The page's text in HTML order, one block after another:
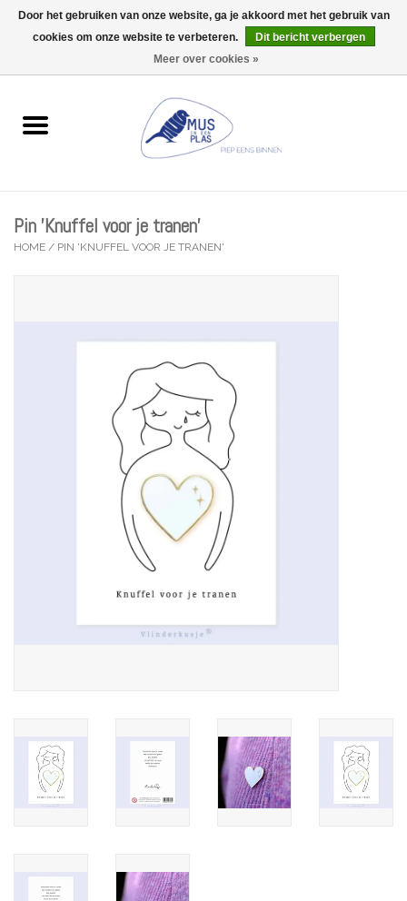
0 Artikelen - €0,00
Wenskaarten
Lifestyle
Pin 'Knuffel voor je tranen'
HOME / PIN 'KNUFFEL VOOR JE TRANEN'
Door het gebruiken van onze website, ga je akkoord met het gebruik van
cookies om onze website te verbeteren.
Dit bericht verbergen
Meer over cookies »
Wij zijn uitzonderlijk gesloten op Do 06/08 en Do 13/08